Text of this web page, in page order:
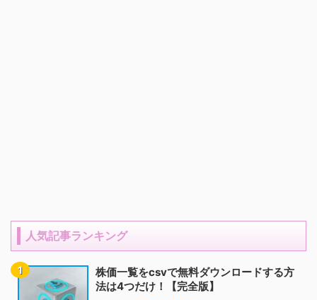
人気記事ランキング
株価一覧をcsvで無料ダウンロードする方
法は4つだけ！【完全版】